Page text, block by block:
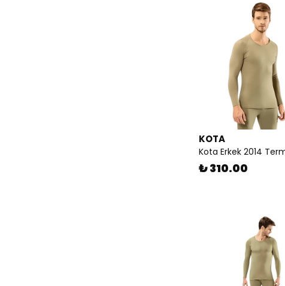
KOTA
Kota Erkek 2014
₺ 310.00